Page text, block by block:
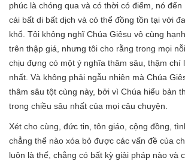
phúc là chóng qua và có thời có điểm, nó
cái bất di bất dịch và có thể đồng tồn tại với
khổ. Tôi không nghĩ Chúa Giêsu vô cùng
trên thập giá, nhưng tôi cho rằng trong mọi
chịu đựng có một ý nghĩa thâm sâu, thậm chí
nhất. Và không phải ngẫu nhiên mà Chúa
thâm sâu tột cùng này, bởi vì Chúa hiểu bản
trong chiều sâu nhất của mọi câu chuyện.
Xét cho cùng, đức tin, tôn giáo, cộng đồng,
chẳng thể nào xóa bỏ được các vấn đề của
luôn là thế, chẳng có bất kỳ giải pháp nào và